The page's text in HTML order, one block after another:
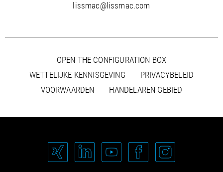
lissmac@lissmac.com
OPEN THE CONFIGURATION BOX
WETTELIJKE KENNISGEVING
PRIVACYBELEID
VOORWAARDEN
HANDELAREN-GEBIED